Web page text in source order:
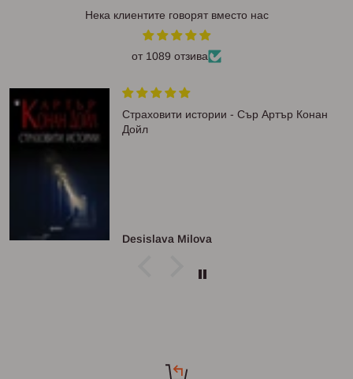
Нека клиентите говорят вместо нас
от 1089 отзива
Страховити истории - Сър Артър Конан
Дойл
Desislava Milova